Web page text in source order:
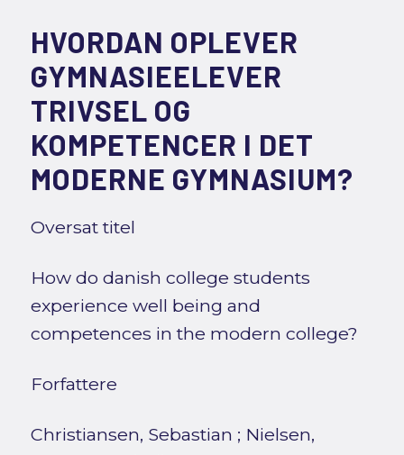
HVORDAN OPLEVER
GYMNASIEELEVER
TRIVSEL OG
KOMPETENCER I DET
MODERNE GYMNASIUM?
Oversat titel
How do danish college students
experience well being and
competences in the modern college?
Forfattere
Christiansen, Sebastian ; Nielsen,